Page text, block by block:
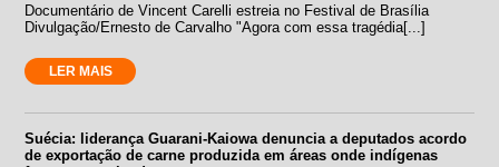
Documentário de Vincent Carelli estreia no Festival de Brasília
Divulgação/Ernesto de Carvalho "Agora com essa tragédia[...]
LER MAIS
Suécia: liderança Guarani-Kaiowa denuncia a deputados acordo
de exportação de carne produzida em áreas onde indígenas